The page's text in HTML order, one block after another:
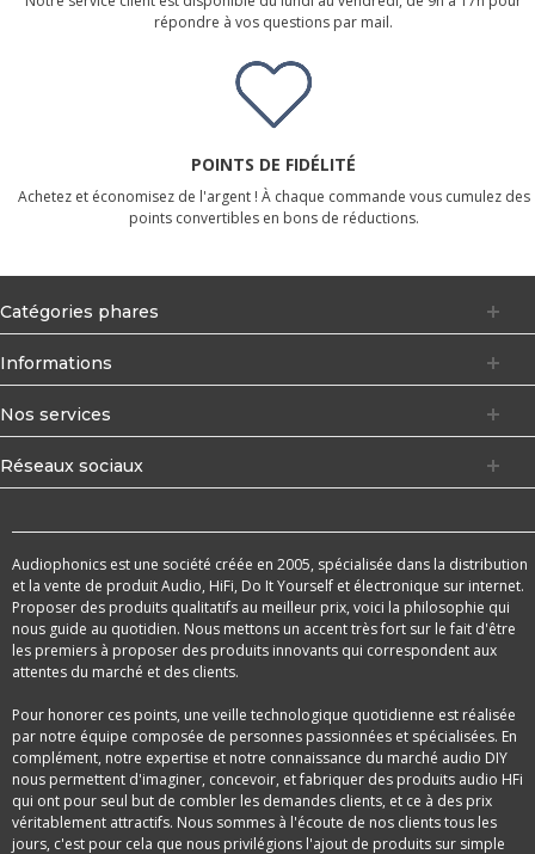
répondre à vos questions par mail.
POINTS DE FIDÉLITÉ
Achetez et économisez de l'argent ! À chaque commande vous cumulez des
points convertibles en bons de réductions.
Catégories phares
Informations
Nos services
Réseaux sociaux
Audiophonics est une société créée en 2005, spécialisée dans la distribution
et la vente de produit Audio, HiFi, Do It Yourself et électronique sur internet.
Proposer des produits qualitatifs au meilleur prix, voici la philosophie qui
nous guide au quotidien. Nous mettons un accent très fort sur le fait d'être
les premiers à proposer des produits innovants qui correspondent aux
attentes du marché et des clients.
Pour honorer ces points, une veille technologique quotidienne est réalisée
par notre équipe composée de personnes passionnées et spécialisées. En
complément, notre expertise et notre connaissance du marché audio DIY
nous permettent d'imaginer, concevoir, et fabriquer des produits audio HFi
qui ont pour seul but de combler les demandes clients, et ce à des prix
véritablement attractifs. Nous sommes à l'écoute de nos clients tous les
jours, c'est pour cela que nous privilégions l'ajout de produits sur simple